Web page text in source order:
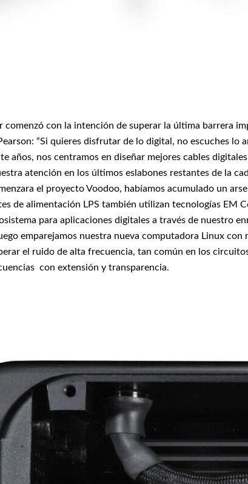
comenzó con la intención de superar la última barrera
“Si quieres disfrutar de lo digital, no escuches
años, nos centramos en diseñar mejores cables
atención en los últimos eslabones restantes de la
el proyecto Voodoo, habíamos acumulado un
de alimentación LPS también utilizan tecnologías
para aplicaciones digitales a través de nuestro
emparejamos nuestra nueva computadora Linux
el ruido de alta frecuencia, tan común en los
con extensión y transparencia.